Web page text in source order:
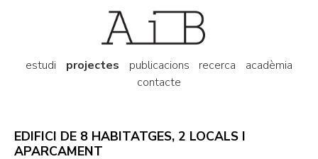
estudi projectes publicacions recerca
acadèmia
contacte
EDIFICI DE 8 HABITATGES, 2 LOCALS I
APARCAMENT